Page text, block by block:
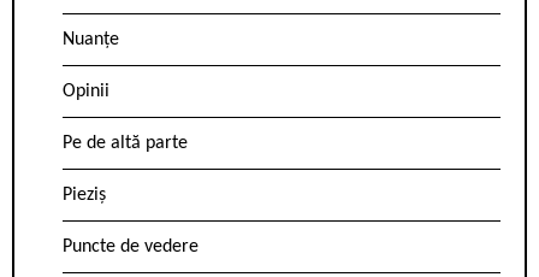
Nuanțe
Opinii
Pe de altă parte
Pieziș
Puncte de vedere